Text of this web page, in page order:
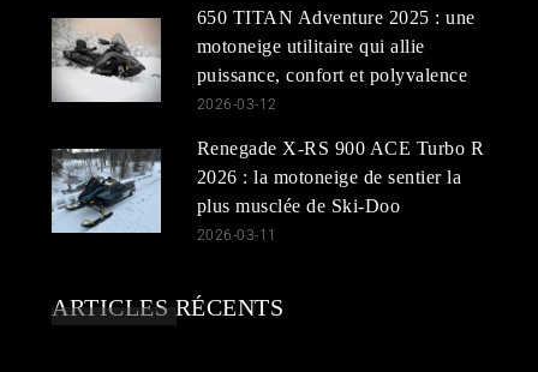
650 TITAN Adventure 2025 : une
motoneige utilitaire qui allie
puissance, confort et polyvalence
2026-03-12
Renegade X-RS 900 ACE Turbo R
2026 : la motoneige de sentier la
plus musclée de Ski-Doo
2026-03-11
ARTICLES RÉCENTS